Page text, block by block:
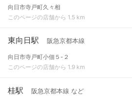
向日市寺戸町久々相
このページの店舗から 1.5 km
東向日駅 阪急京都本線
向日市寺戸町小佃５-２
このページの店舗から 1.9 km
桂駅 阪急京都本線 など